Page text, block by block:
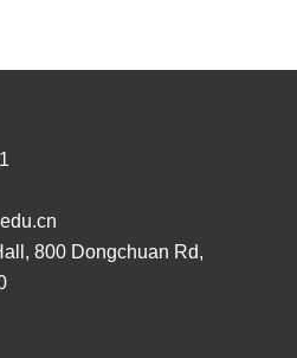
800 Dongchuan Rd,